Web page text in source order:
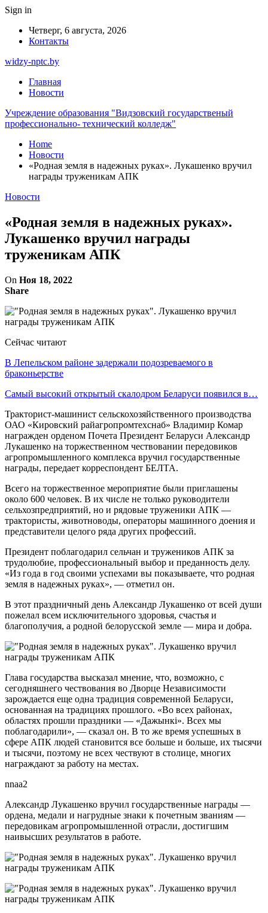
Sign in
Четверг, 6 августа, 2026
Контакты
widzy-nptc.by
Главная
Новости
Учреждение образования "Видзовский государственый
профессионально- технический колледж"
Home
Новости
«Родная земля в надежных руках». Лукашенко вручил
награды труженикам АПК
Новости
«Родная земля в надежных руках».
Лукашенко вручил награды
труженикам АПК
On Ноя 18, 2022
Share
Сейчас читают
В Лепельском районе задержали подозреваемого в
браконьерстве
Самый высокий открытый скалодром Беларуси появился в…
Тракторист-машинист сельскохозяйственного производства
ОАО «Кировский райагропромтехснаб» Владимир Комар
награжден орденом Почета Президент Беларуси Александр
Лукашенко на торжественном чествовании передовиков
агропромышленного комплекса вручил государственные
награды, передает корреспондент БЕЛТА.
Всего на торжественное мероприятие были приглашены
около 600 человек. В их числе не только руководители
сельхозпредприятий, но и рядовые труженики АПК —
трактористы, животноводы, операторы машинного доения и
представители целого ряда других профессий.
Президент поблагодарил сельчан и тружеников АПК за
трудолюбие, профессиональный выбор и преданность делу.
«Из года в год своими успехами вы показываете, что родная
земля в надежных руках», — отметил он.
В этот праздничный день Александр Лукашенко от всей души
пожелал всем исключительного здоровья, счастья и
благополучия, а родной белорусской земле — мира и добра.
Глава государства высказал мнение, что, возможно, с
сегодняшнего чествования во Дворце Независимости
зарождается еще одна традиция современной Беларуси,
основанная на традициях прошлого. «Во всех районах,
областях прошли праздники — «Дажынкi». Всех мы
поблагодарили», — сказал он. В то же время успешных в
сфере АПК людей становится все больше и больше, их тысячи
и тысячи, поэтому не всех чествуют в столице, многих
награждают за работу на местах.
nnaa2
Александр Лукашенко вручил государственные награды —
ордена, медали и нагрудные знаки к почетным званиям —
передовикам агропромышленной отрасли, достигшим
наивысших результатов в работе.